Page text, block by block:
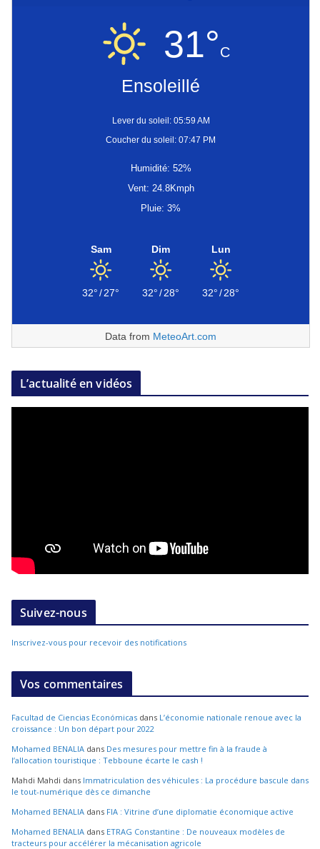
31°C
Ensoleillé
Lever du soleil: 05:59 AM
Coucher du soleil: 07:47 PM
Humidité: 52%
Vent: 24.8Kmph
Pluie: 3%
Sam
32°/27°
Dim
32°/28°
Lun
32°/28°
Data from MeteoArt.com
L’actualité en vidéos
Suivez-nous
Inscrivez-vous pour recevoir des notifications
Vos commentaires
Facultad de Ciencias Económicas dans L’économie nationale renoue avec la
croissance : Un bon départ pour 2022
Mohamed BENALIA dans Des mesures pour mettre fin à la fraude à
l’allocation touristique : Tebboune écarte le cash !
Mahdi Mahdi dans Immatriculation des véhicules : La procédure bascule dans
le tout-numérique dès ce dimanche
Mohamed BENALIA dans FIA : Vitrine d’une diplomatie économique active
Mohamed BENALIA dans ETRAG Constantine : De nouveaux modèles de
tracteurs pour accélérer la mécanisation agricole